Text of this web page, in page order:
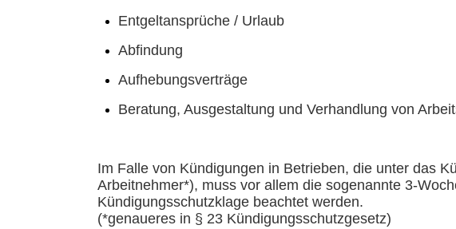
Entgeltansprüche / Urlaub
Abfindung
Aufhebungsverträge
Beratung, Ausgestaltung und Verhandlung von
Im Falle von Kündigungen in Betrieben, die unter das
Arbeitnehmer*), muss vor allem die sogenannte 3-
Kündigungsschutzklage beachtet werden.
(*genaueres in § 23 Kündigungsschutzgesetz)